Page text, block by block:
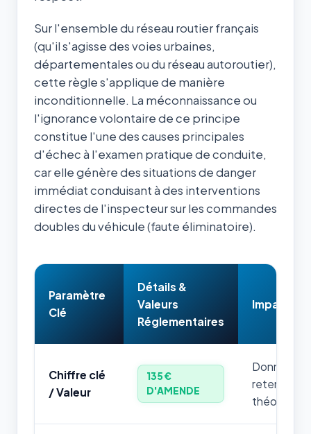
Sur l'ensemble du réseau routier français
(qu'il s'agisse des voies urbaines,
départementales ou du réseau autoroutier),
cette règle s'applique de manière
inconditionnelle. La méconnaissance ou
l'ignorance volontaire de ce principe
constitue l'une des causes principales
d'échec à l'examen pratique de conduite,
car elle génère des situations de danger
immédiat conduisant à des interventions
directes de l'inspecteur sur les commandes
doubles du véhicule (faute éliminatoire).
Paramètre
Clé
Détails &
Valeurs
Réglementaires
Impact &
Chiffre clé
/ Valeur
135 €
D'AMENDE
Donnée
retenir par
théorique.